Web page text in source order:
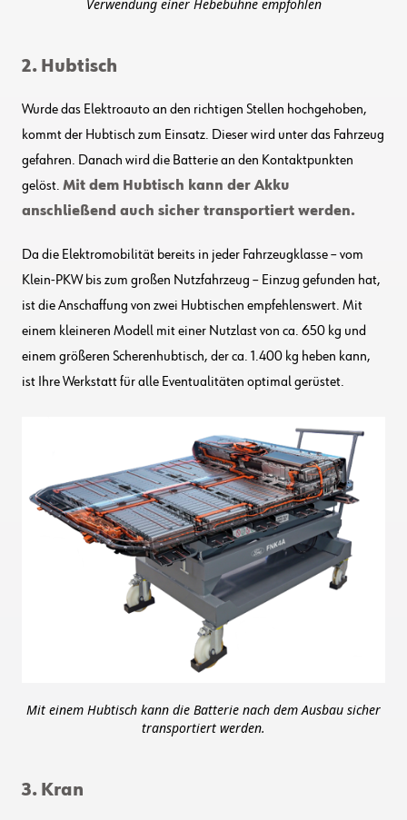
Verwendung einer Hebebühne empfohlen
2. Hubtisch
Wurde das Elektroauto an den richtigen Stellen hochgehoben,
kommt der Hubtisch zum Einsatz. Dieser wird unter das Fahrzeug
gefahren. Danach wird die Batterie an den Kontaktpunkten
gelöst. Mit dem Hubtisch kann der Akku
anschließend auch sicher transportiert werden.
Da die Elektromobilität bereits in jeder Fahrzeugklasse – vom
Klein-PKW bis zum großen Nutzfahrzeug – Einzug gefunden hat,
ist die Anschaffung von zwei Hubtischen empfehlenswert. Mit
einem kleineren Modell mit einer Nutzlast von ca. 650 kg und
einem größeren Scherenhubtisch, der ca. 1.400 kg heben kann,
ist Ihre Werkstatt für alle Eventualitäten optimal gerüstet.
Mit einem Hubtisch kann die Batterie nach dem Ausbau sicher
transportiert werden.
3. Kran